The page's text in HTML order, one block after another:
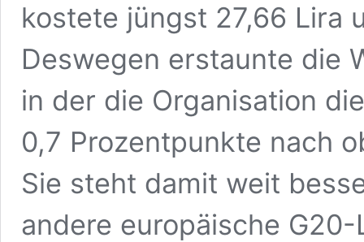
kostete jüngst 27,66 Lira
Deswegen erstaunte die
in der die Organisation
0,7 Prozentpunkte nach
Sie steht damit weit
andere europäische